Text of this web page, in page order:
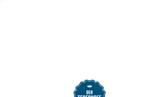
SEEMOMENTE